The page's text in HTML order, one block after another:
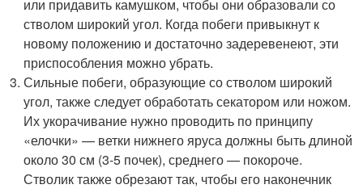
или придавить камушком, чтобы они образовали со
стволом широкий угол. Когда побеги привыкнут к
новому положению и достаточно задеревенеют, эти
приспособления можно убрать.
Сильные побеги, образующие со стволом широкий
угол, также следует обработать секатором или ножом.
Их укорачивание нужно проводить по принципу
«елочки» — ветки нижнего яруса должны быть длиной
около 30 см (3-5 почек), среднего — покороче.
Стволик также обрезают так, чтобы его наконечник